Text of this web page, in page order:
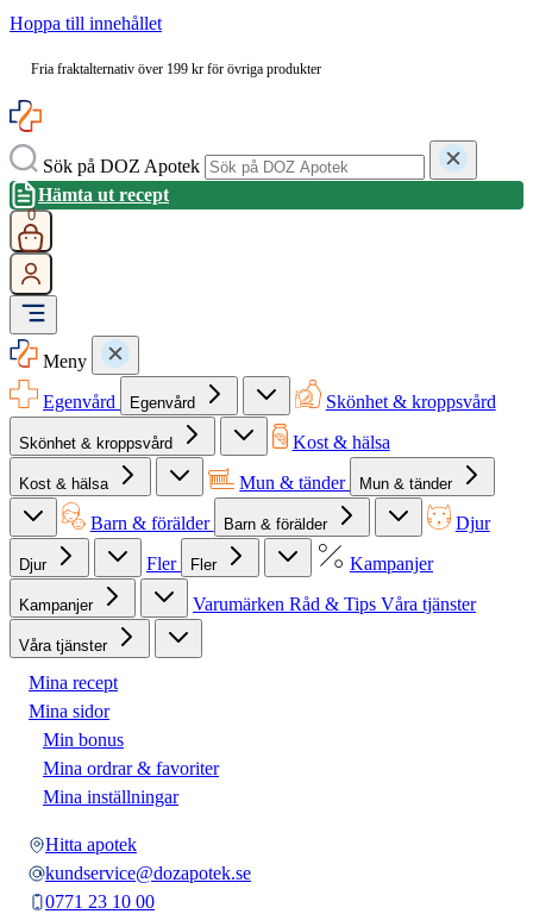
Hoppa till innehållet
Fria fraktalternativ över 199 kr för övriga produkter
Sök på DOZ Apotek
Hämta ut recept
0
Meny
Egenvård
Egenvård Skönhet & kroppsvård
Skönhet & kroppsvård Kost & hälsa
Kost & hälsa Mun & tänder Mun & tänder
Barn & förälder Barn & förälder Djur
Djur Fler Fler Kampanjer
Kampanjer Varumärken Råd & Tips Våra tjänster
Våra tjänster
Mina recept
Mina sidor
Min bonus
Mina ordrar & favoriter
Mina inställningar
Hitta apotek
kundservice@dozapotek.se
0771 23 10 00